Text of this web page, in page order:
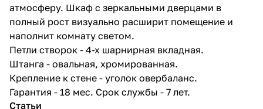
атмосферу. Шкаф с зеркальными дверцами в
полный рост визуально расширит помещение и
наполнит комнату светом.
Петли створок - 4-х шарнирная вкладная.
Штанга - овальная, хромированная.
Крепление к стене - уголок овербаланс.
Гарантия - 18 мес. Срок службы - 7 лет.
Статьи